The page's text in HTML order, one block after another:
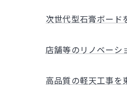
次世代型石膏ボード
店舗等のリノベーシ
高品質の軽天工事を